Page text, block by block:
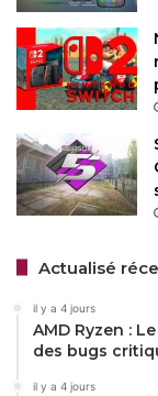
Actualisé
il y a 4 jours
AMD Ryzen :
des bugs
il y a 4 jours